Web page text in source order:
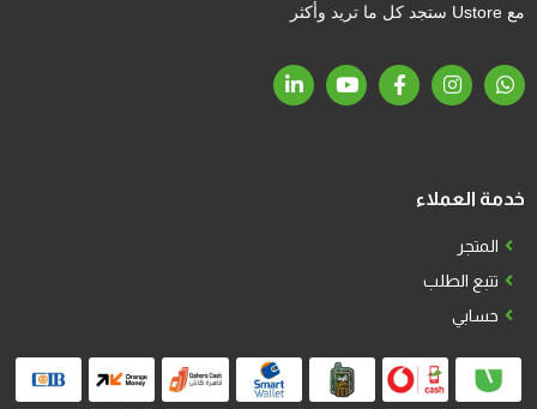
مع Ustore ستجد كل ما تريد وأكثر
خدمة العملاء
المتجر
تتبع الطلب
حسابي